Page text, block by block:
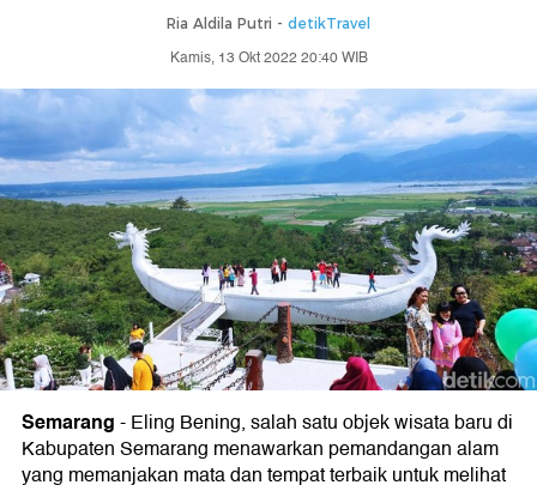
Ria Aldila Putri - detikTravel
Kamis, 13 Okt 2022 20:40 WIB
Semarang-Eling Bening, salah satu objek wisata baru di
Kabupaten Semarang menawarkan pemandangan alam
yang memanjakan mata dan tempat terbaik untuk melihat